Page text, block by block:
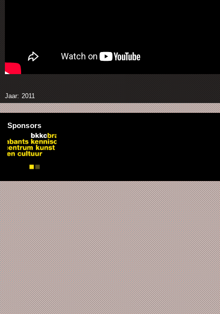
Jaar: 2011
Sponsors